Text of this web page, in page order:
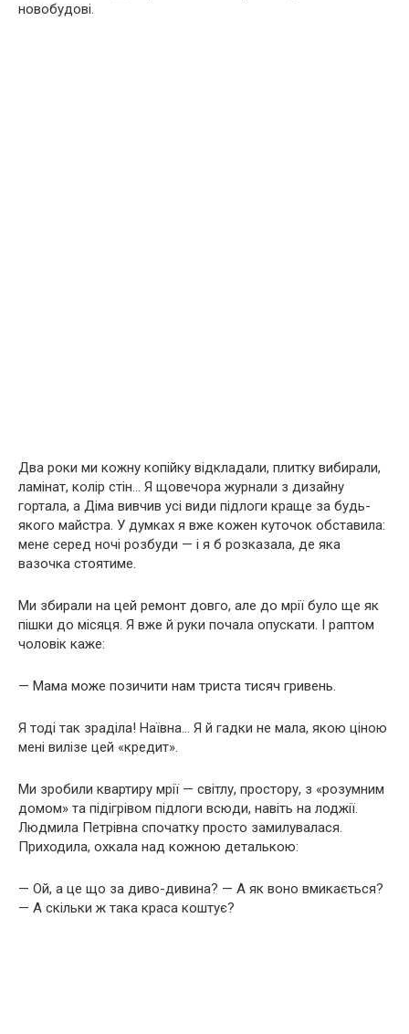
новобудові.
Два роки ми кожну копійку відкладали, плитку вибирали,
ламінат, колір стін… Я щовечора журнали з дизайну
гортала, а Діма вивчив усі види підлоги краще за будь-
якого майстра. У думках я вже кожен куточок обставила:
мене серед ночі розбуди — і я б розказала, де яка
вазочка стоятиме.
Ми збирали на цей ремонт довго, але до мрії було ще як
пішки до місяця. Я вже й руки почала опускати. І раптом
чоловік каже:
— Мама може позичити нам триста тисяч гривень.
Я тоді так зраділа! Наївна… Я й гадки не мала, якою ціною
мені вилізе цей «кредит».
Ми зробили квартиру мрії — світлу, простору, з «розумним
домом» та підігрівом підлоги всюди, навіть на лоджії.
Людмила Петрівна спочатку просто замилувалася.
Приходила, охкала над кожною деталькою:
— Ой, а це що за диво-дивина? — А як воно вмикається?
— А скільки ж така краса коштує?